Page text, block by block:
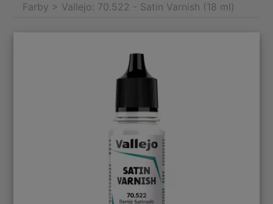
Farby > Vallejo: 70.522 - Satin Varnish (18 ml)